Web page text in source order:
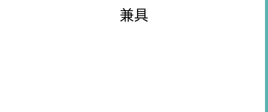
兼具